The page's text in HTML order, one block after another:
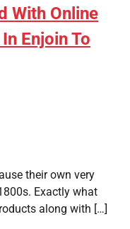
With Online
Enjoin To
their own very
Exactly what
along with […]